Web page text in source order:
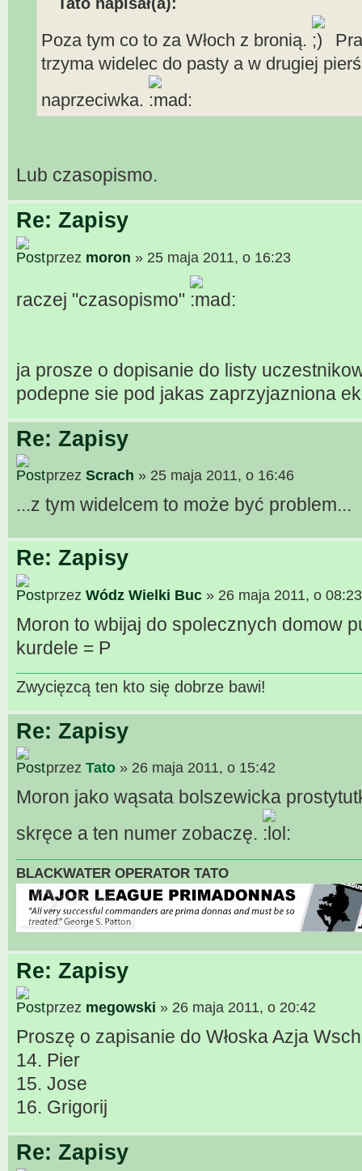
Poza tym co to za Włoch z bronią.
trzyma widelec do pasty a w drugiej
naprzeciwka.
Lub czasopismo.
Re: Zapisy
przez moron » 25 maja 2011, o 16:23
raczej "czasopismo"
ja prosze o dopisanie do listy
podepne sie pod jakas zaprzyjazniona
Re: Zapisy
przez Scrach » 25 maja 2011, o 16:46
...z tym widelcem to może być problem...
Re: Zapisy
przez Wódz Wielki Buc » 26 maja 2011, o 08:23
Moron to wbijaj do spolecznych domow
kurdele = P
Zwycięzcą ten kto się dobrze bawi!
Re: Zapisy
przez Tato » 26 maja 2011, o 15:42
Moron jako wąsata bolszewicka
skręce a ten numer zobaczę.
BLACKWATER OPERATOR TATO
Re: Zapisy
przez megowski » 26 maja 2011, o 20:42
Proszę o zapisanie do Włoska Azja
14. Pier
15. Jose
16. Grigorij
Re: Zapisy